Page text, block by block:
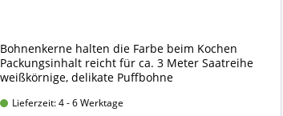
Bohnenkerne halten die Farbe beim Kochen
Packungsinhalt reicht für ca. 3 Meter Saatreihe
weißkörnige, delikate Puffbohne
Lieferzeit: 4 - 6 Werktage